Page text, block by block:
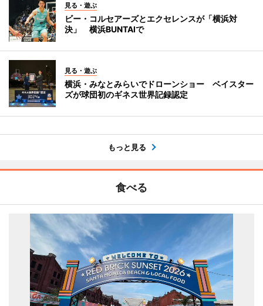
見る・遊ぶ
ビー・コルセアーズとエクセレンスが「横浜対
決」 横浜BUNTAIで
見る・遊ぶ
横浜・みなとみらいでドローンショー ベイスター
ズが球団初のギネス世界記録認定
もっと見る
食べる